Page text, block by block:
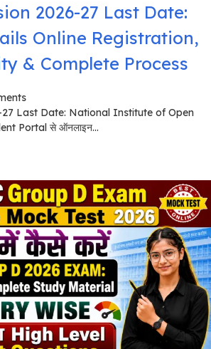
2026-27 Last Date:
Online Registration,
& Complete Process
Last Date: National Institute of Open
Portal से ऑनलाइन...